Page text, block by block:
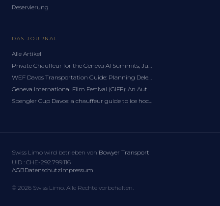
Reservierung
DAS JOURNAL
Alle Artikel
Private Chauffeur for the Geneva AI Summits, June 2027: A Delegation Guide
WEF Davos Transportation Guide: Planning Delegation Logistics for the Forum
Geneva International Film Festival (GIFF): An Autumn Chauffeur Guide
Spengler Cup Davos: a chauffeur guide to ice hockey's festive classic
Swiss Limo wird betrieben von Bowyer Transport
UID : CHE-292.799.116
AGBDatenschutzImpressum
© 2026 Swiss Limo. Alle Rechte vorbehalten.